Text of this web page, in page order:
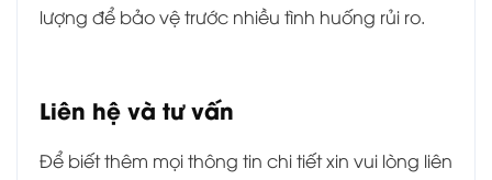
lượng để bảo vệ trước nhiều tình huống rủi ro.
Liên hệ và tư vấn
Để biết thêm mọi thông tin chi tiết xin vui lòng liên